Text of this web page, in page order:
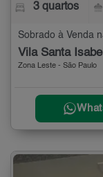
3 quartos
Sobrado à Venda
Vila Santa Isabel
Zona Leste - São Paulo